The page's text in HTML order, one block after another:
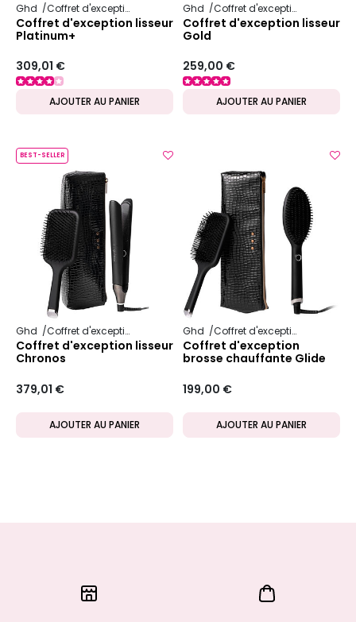
Ghd Coffret d'exception
Coffret d'exception lisseur
Platinum+
309,01 €
AJOUTER AU PANIER
Ghd Coffret d'exception
Coffret d'exception lisseur
Gold
259,00 €
AJOUTER AU PANIER
BEST-SELLER
Ghd Coffret d'exception
Coffret d'exception lisseur
Chronos
379,01 €
AJOUTER AU PANIER
Ghd Coffret d'exception
Coffret d'exception
brosse chauffante Glide
199,00 €
AJOUTER AU PANIER